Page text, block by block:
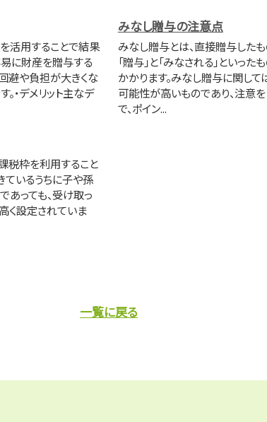
活用することで結果
に財産を贈与する
避や負担が大きくな
・デメリット主なデ
みなし贈与の注意点
みなし贈与とは、直接贈与した
「贈与」と「みなされる」といっ
かかります。みなし贈与に関し
可能性が高いものであり、注意
で、ポイン...
税枠を利用すること
ているうちに子や孫
あっても、受け取っ
く設定されていま
一覧に戻る